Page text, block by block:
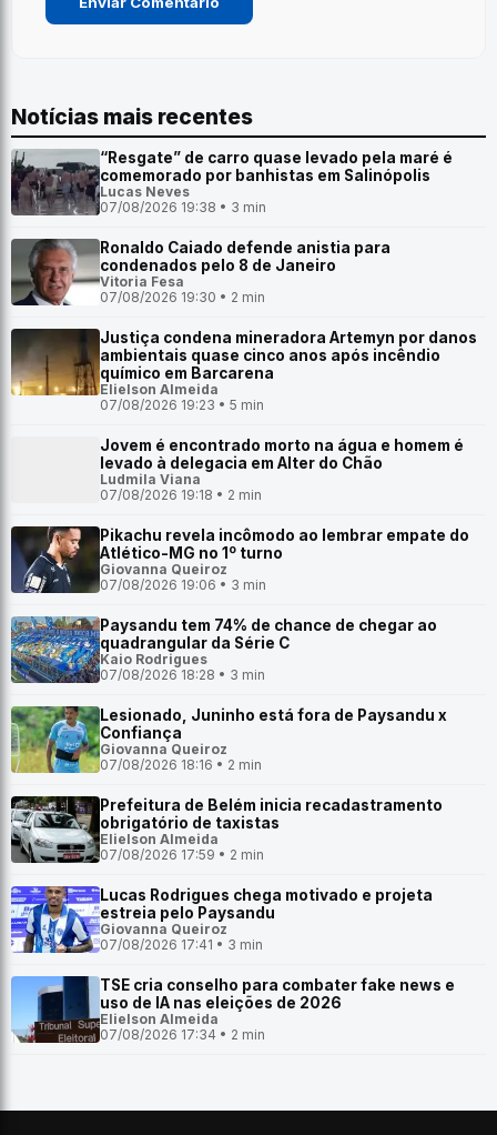
Notícias mais recentes
“Resgate” de carro quase levado pela maré é
comemorado por banhistas em Salinópolis
Lucas Neves
07/08/2026 19:38 • 3 min
Ronaldo Caiado defende anistia para
condenados pelo 8 de Janeiro
Vitoria Fesa
07/08/2026 19:30 • 2 min
Justiça condena mineradora Artemyn por danos
ambientais quase cinco anos após incêndio
químico em Barcarena
Elielson Almeida
07/08/2026 19:23 • 5 min
Jovem é encontrado morto na água e homem é
levado à delegacia em Alter do Chão
Ludmila Viana
07/08/2026 19:18 • 2 min
Pikachu revela incômodo ao lembrar empate do
Atlético-MG no 1º turno
Giovanna Queiroz
07/08/2026 19:06 • 3 min
Paysandu tem 74% de chance de chegar ao
quadrangular da Série C
Kaio Rodrigues
07/08/2026 18:28 • 3 min
Lesionado, Juninho está fora de Paysandu x
Confiança
Giovanna Queiroz
07/08/2026 18:16 • 2 min
Prefeitura de Belém inicia recadastramento
obrigatório de taxistas
Elielson Almeida
07/08/2026 17:59 • 2 min
Lucas Rodrigues chega motivado e projeta
estreia pelo Paysandu
Giovanna Queiroz
07/08/2026 17:41 • 3 min
TSE cria conselho para combater fake news e
uso de IA nas eleições de 2026
Elielson Almeida
07/08/2026 17:34 • 2 min